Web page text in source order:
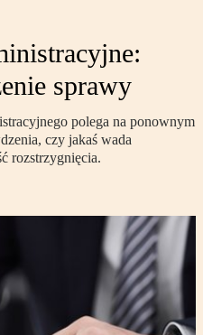
sprawy
polega na ponownym
czy jakaś wada
rozstrzygnięcia.